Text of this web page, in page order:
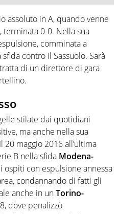
assoluto in A, quando venne
, terminata 0-0. Nella sua
comminata a
contro il Sassuolo. Sarà
di un direttore di gara
stilate dai quotidiani
ma anche nella sua
maggio 2016 all’ultima
B nella sfida Modena-
ospiti con espulsione annessa
condannando di fatti gli
anche in unTorino-
dove penalizzò